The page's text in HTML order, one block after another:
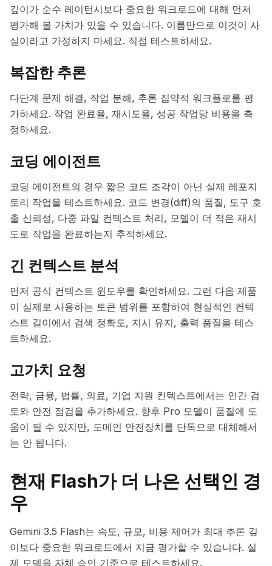
깊이가 순수 레이턴시보다 중요한 워크로드에 대해 먼저
평가해 볼 가치가 있을 수 있습니다. 이름만으로 이것이 사
실이라고 가정하지 마세요. 직접 테스트하세요.
복잡한 추론
다단계 문제 해결, 작업 분해, 추론 집약적 워크플로를 평
가하세요. 작업 완료율, 재시도율, 성공 작업당 비용을 측
정하세요.
코딩 에이전트
코딩 에이전트의 경우 짧은 코드 조각이 아닌 실제 레포지
토리 작업을 테스트하세요. 코드 변경(diff)의 품질, 도구 호
출 신뢰성, 다중 파일 컨텍스트 처리, 모델이 더 적은 재시
도로 작업을 완료하는지 추적하세요.
긴 컨텍스트 분석
먼저 공식 컨텍스트 윈도우를 확인하세요. 그런 다음 제품
이 실제로 사용하는 토큰 범위를 포함하여 현실적인 컨텍
스트 길이에서 검색 정확도, 지시 유지, 출력 품질을 테스
트하세요.
고가치 요청
전략, 금융, 법률, 의료, 기업 지원 컨텍스트에서는 인간 검
토와 안전 점검을 추가하세요. 향후 Pro 모델이 품질에 도
움이 될 수 있지만, 도메인 안전장치를 단독으로 대체해서
는 안 됩니다.
현재 Flash가 더 나은 선택인 경
우
Gemini 3.5 Flash는 속도, 규모, 비용 제어가 최대 추론 깊
이보다 중요한 워크로드에서 지금 평가할 수 있습니다. 실
제 모델을 자체 승인 기준으로 테스트하세요.